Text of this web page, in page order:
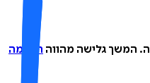
גלישה מהווההסכמה